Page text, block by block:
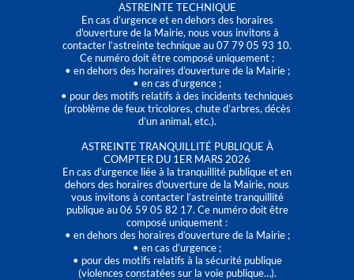
ASTREINTE TECHNIQUE
En cas d’urgence et en dehors des horaires
d'ouverture de la Mairie, nous vous invitons à
contacter l’astreinte technique au 07 79 05 93 10.
Ce numéro doit être composé uniquement :
• en dehors des horaires d’ouverture de la Mairie ;
• en cas d’urgence ;
• pour des motifs relatifs à des incidents techniques
(problème de feux tricolores, chute d’arbres, décès
d’un animal, etc.).
ASTREINTE TRANQUILLITÉ PUBLIQUE À
COMPTER DU 1ER MARS 2026
En cas d’urgence liée à la tranquillité publique et en
dehors des horaires d'ouverture de la Mairie, nous
vous invitons à contacter l’astreinte tranquillité
publique au 06 59 05 82 17. Ce numéro doit être
composé uniquement :
• en dehors des horaires d’ouverture de la Mairie ;
• en cas d’urgence ;
• pour des motifs relatifs à la sécurité publique
(violences constatées sur la voie publique…).